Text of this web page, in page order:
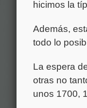
hicimos la
Además,
todo lo
La espera
otras no
unos 1700,